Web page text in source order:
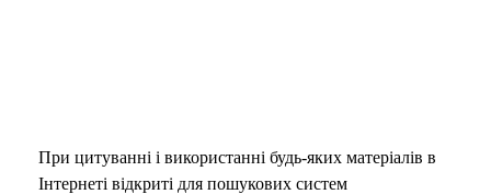
При цитуванні і використанні будь-яких матеріалів в
Інтернеті відкриті для пошукових систем